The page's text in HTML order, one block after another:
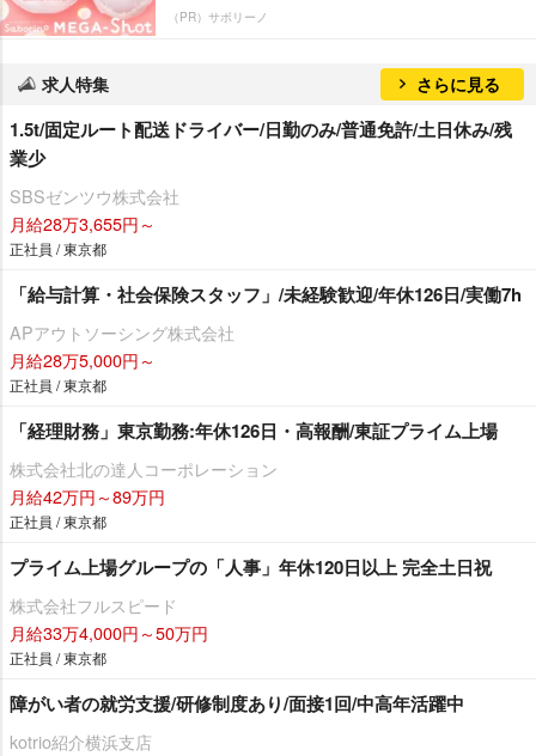
（PR）サボリーノ
求人特集 さらに見る
1.5t/固定ルート配送ドライバー/日勤のみ/普通免許/土日休み/残
業少
SBSゼンツウ株式会社
月給28万3,655円～
正社員 / 東京都
「給与計算・社会保険スタッフ」/未経験歓迎/年休126日/実働7h
APアウトソーシング株式会社
月給28万5,000円～
正社員 / 東京都
「経理財務」東京勤務:年休126日・高報酬/東証プライム上場
株式会社北の達人コーポレーション
月給42万円～89万円
正社員 / 東京都
プライム上場グループの「人事」年休120日以上 完全土日祝
株式会社フルスピード
月給33万4,000円～50万円
正社員 / 東京都
障がい者の就労支援/研修制度あり/面接1回/中高年活躍中
kotrio紹介横浜支店